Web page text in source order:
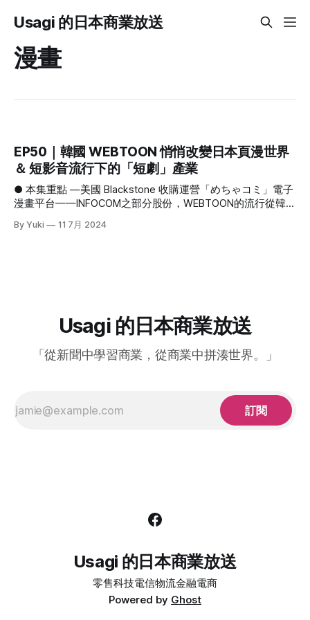
Usagi 的日本商業放送
漫畫
EP50｜韓國 WEBTOON 悄悄改變日本頁漫世界
＆ 短影音流行下的「短劇」產業
● 本集重點 —美國 Blackstone 收購運營「めちゃコミ」電子
漫畫平台——INFOCOM之部分股份，WEBTOON的流行從韓國
成為品牌向年輕受眾溝通的新媒介 1､美國 Blackstone 收購運
數高達 2100 萬人的電子漫畫平台「めちゃコミ
(Mechacomic)」。儘管全球的電子漫畫市場正以驚人的速度
分，與其核心的醫療健康業務關聯性較弱。加上近期集團收益
引了大量的投資與創新。但其實身為漫畫大國的日本，在電子
漫畫領域卻早已
By Yuki 11 7月 2024
Usagi 的日本商業放送
「從新聞中學習商業，從商業中拼湊世界。」
訂閱
Usagi 的日本商業放送
零售科技電信物流金融電商
Powered by Ghost